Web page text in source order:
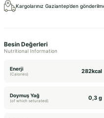
Kargolarınız Gaziantep’den
Besin Değerleri
Nutritional Information
Enerji
(Calories) 282kcal
Doymuş Yağ
(of which seturated) 0,3 g